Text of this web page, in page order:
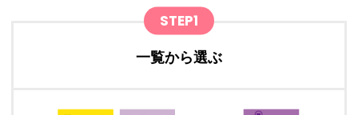
STEP1
一覧から選ぶ